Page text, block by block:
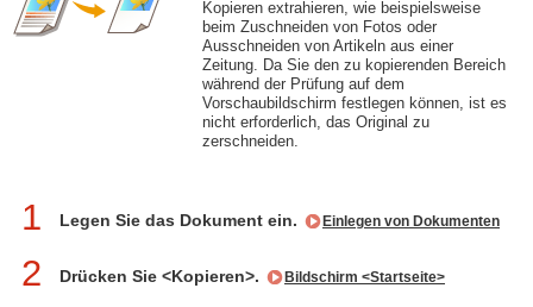
Kopieren extrahieren, wie beispielsweise
beim Zuschneiden von Fotos oder
Ausschneiden von Artikeln aus einer
Zeitung. Da Sie den zu kopierenden Bereich
während der Prüfung auf dem
Vorschaubildschirm festlegen können, ist es
nicht erforderlich, das Original zu
zerschneiden.
1 Legen Sie das Dokument ein. Einlegen von Dokumenten
2 Drücken Sie <Kopieren>. Bildschirm <Startseite>